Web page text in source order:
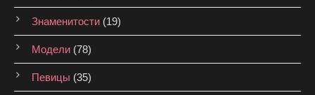
Знаменитости (19)
Модели (78)
Певицы (35)